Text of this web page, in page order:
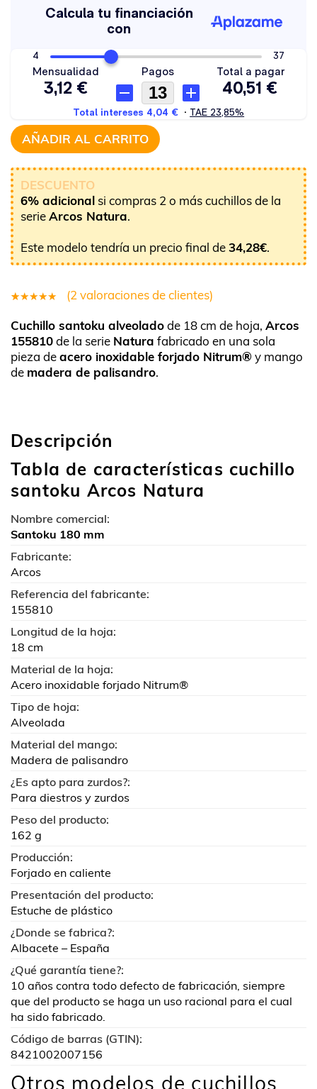
AÑADIR AL CARRITO
DESCUENTO
6% adicional si compras 2 o más cuchillos de la
serieArcos Natura.
Este modelo tendría un precio final de34,28€.
5.00sobre
5 basado
en
(2 valoraciones de clientes)
Cuchillo santoku alveoladode 18 cm de hoja, Arcos
155810de la serie Natura fabricado en una sola
pieza deacero inoxidable forjado Nitrum®y mango
de madera de palisandro.
Descripción
Tabla de características cuchillo
santoku Arcos Natura
Nombre comercial:
Santoku 180 mm
Fabricante:
Arcos
Referencia del fabricante:
155810
Longitud de la hoja:
18 cm
Material de la hoja:
Acero inoxidable forjado Nitrum®
Tipo de hoja:
Alveolada
Material del mango:
Madera de palisandro
¿Es apto para zurdos?:
Para diestros y zurdos
Peso del producto:
162 g
Producción:
Forjado en caliente
Presentación del producto:
Estuche de plástico
¿Donde se fabrica?:
Albacete – España
¿Qué garantía tiene?:
10 años contra todo defecto de fabricación, siempre
que del producto se haga un uso racional para el cual
ha sido fabricado.
Código de barras (GTIN):
8421002007156
Otros modelos de cuchillos